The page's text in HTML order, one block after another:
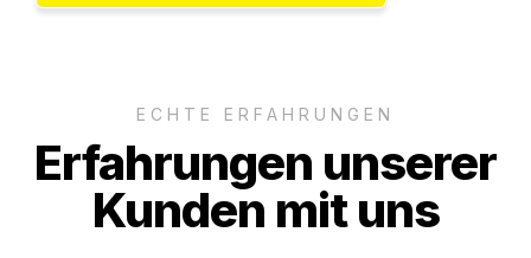
ECHTE ERFAHRUNGEN
Erfahrungen unserer
Kunden mit uns